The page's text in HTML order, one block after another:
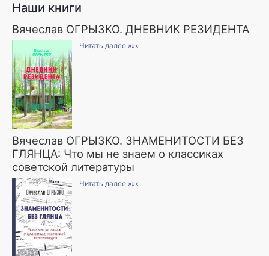
Наши книги
Вячеслав ОГРЫЗКО. ДНЕВНИК РЕЗИДЕНТА
Читать далее »»»
Вячеслав ОГРЫЗКО. ЗНАМЕНИТОСТИ БЕЗ
ГЛЯНЦА: Что мы не знаем о классиках
советской литературы
Читать далее »»»